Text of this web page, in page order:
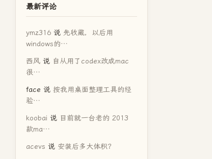
最新评论
ymz316 说 先收藏，以后用
windows的…
西风 说 自从用了codex改成mac
很…
face 说 按我用桌面整理工具的经
验…
koobai 说 目前就一台老的 2013
款ma…
acevs 说 安装后多大体积？